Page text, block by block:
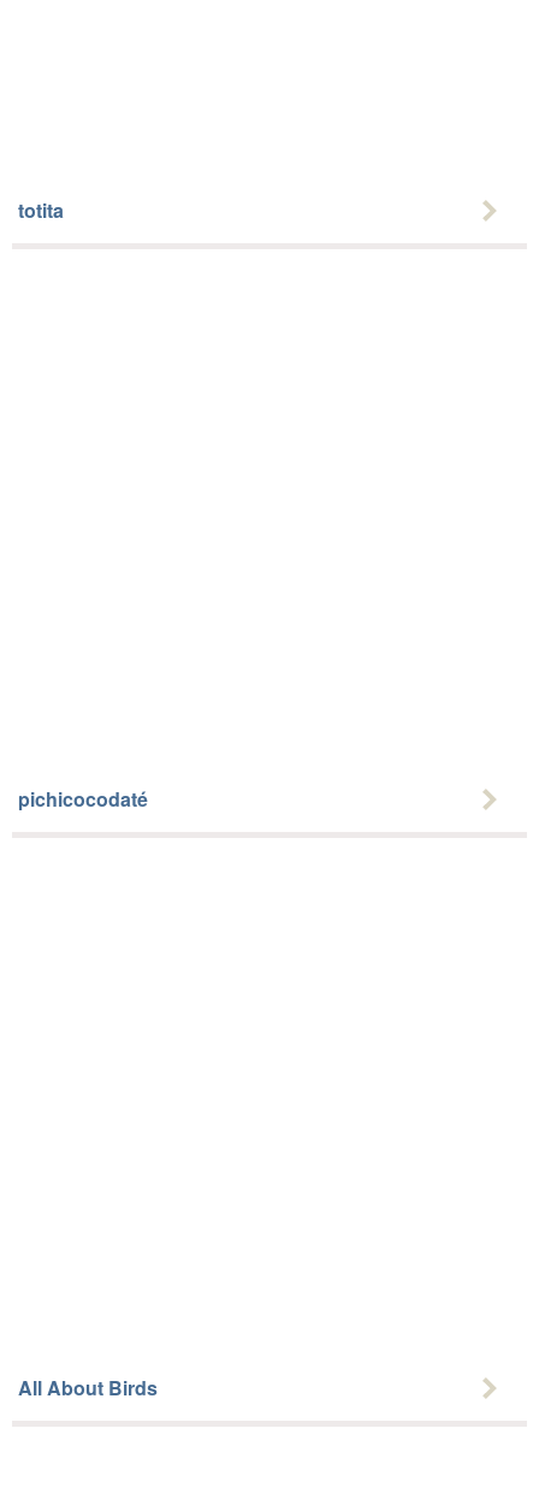
pichicocodaté
All About Birds